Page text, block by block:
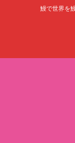
鰻で世界を